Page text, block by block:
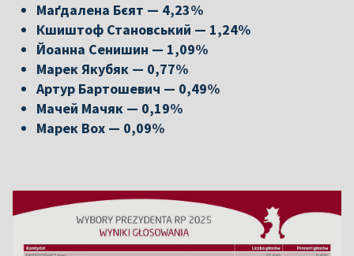
Маґдалена Бєят — 4,23%
Кшиштоф Становський — 1,24%
Йоанна Сенишин — 1,09%
Марек Якубяк — 0,77%
Артур Бартошевич — 0,49%
Мачей Мачяк — 0,19%
Марек Вох — 0,09%